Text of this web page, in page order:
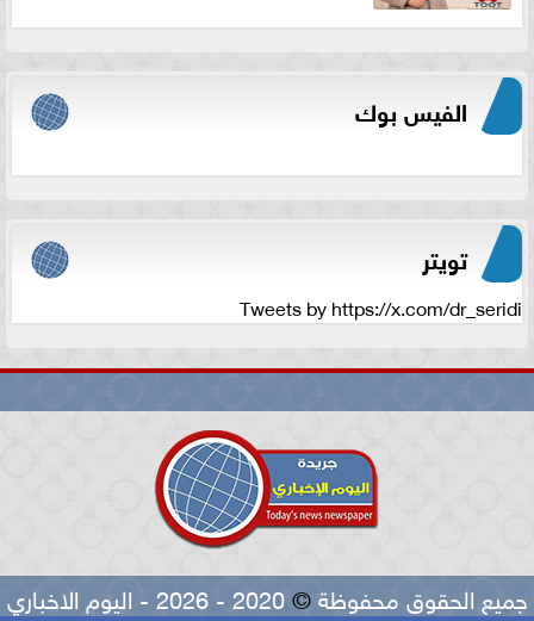
الفيس بوك
تويتر
Tweets by https://x.com/dr_seridi
جميع الحقوق محفوظة©2020 - 2026 - اليوم الاخباري